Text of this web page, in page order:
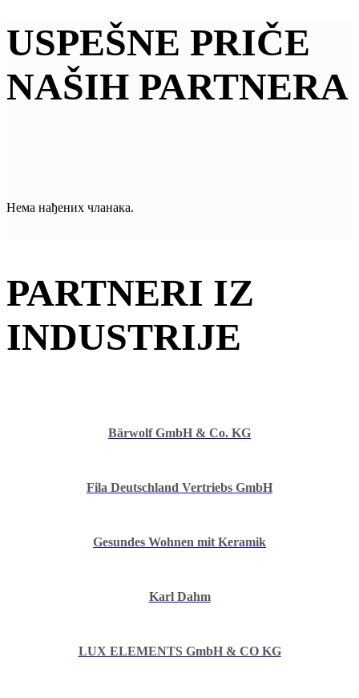
USPEŠNE PRIČE
NAŠIH PARTNERA
Нема нађених чланака.
PARTNERI IZ
INDUSTRIJE
Bärwolf GmbH & Co. KG
Fila Deutschland Vertriebs GmbH
Gesundes Wohnen mit Keramik
Karl Dahm
LUX ELEMENTS GmbH & CO KG